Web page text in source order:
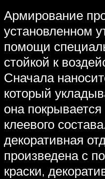
Армирование
установленном
помощи
стойкой к
Сначала
который
она
клеевого
декоративная
произведена с
краски,